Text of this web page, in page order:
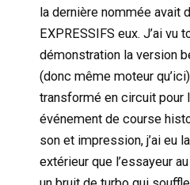
la dernière nommée avait
EXPRESSIFS eux. J’ai vu
démonstration la version
(donc même moteur
transformé en circuit pour
événement de course
son et impression, j’ai eu
extérieur que l’essayeur